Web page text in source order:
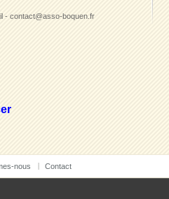
- contact@asso-boquen.fr
nous Contact